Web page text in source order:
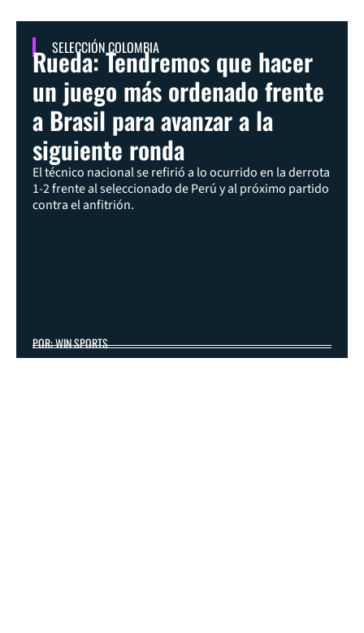
SELECCIÓN COLOMBIA
Rueda: Tendremos que hacer
un juego más ordenado frente
a Brasil para avanzar a la
siguiente ronda
El técnico nacional se refirió a lo ocurrido en la derrota
1-2 frente al seleccionado de Perú y al próximo partido
contra el anfitrión.
POR: WIN SPORTS